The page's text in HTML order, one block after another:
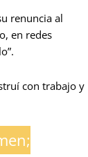
renuncia al
en redes
con trabajo y